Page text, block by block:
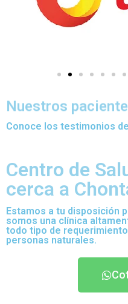
Nuestros
Conoce los testimonios
Centro de
cerca a
Estamos a tu disposición
somos una clínica
todo tipo de
personas naturales.